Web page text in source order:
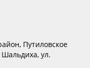
Путиловское
Шальдиха, ул.